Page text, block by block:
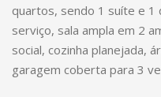
quartos, sendo 1 suíte e 1
serviço, sala ampla em 2
social, cozinha planejada,
garagem coberta para 3